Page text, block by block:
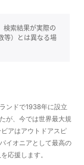
検索結果が実際の
等）とは異なる場
ンドで1938年に設立
が、今では世界最大規
アはアウトドアスピ
イオニアとして最高の
応援します。